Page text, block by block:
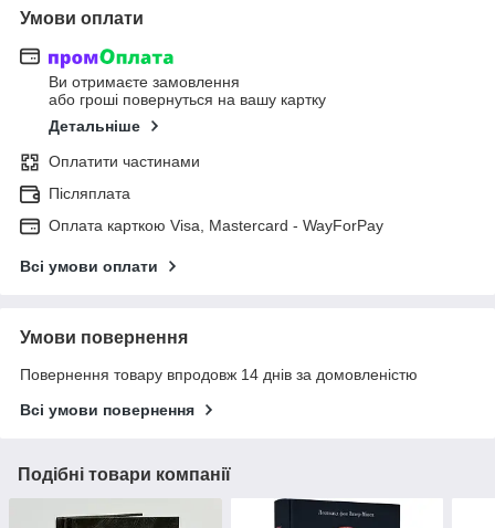
Умови оплати
Ви отримаєте замовлення
або гроші повернуться на вашу картку
Детальніше
Оплатити частинами
Післяплата
Оплата карткою Visa, Mastercard - WayForPay
Всі умови оплати
Умови повернення
Повернення товару впродовж 14 днів за домовленістю
Всі умови повернення
Подібні товари компанії